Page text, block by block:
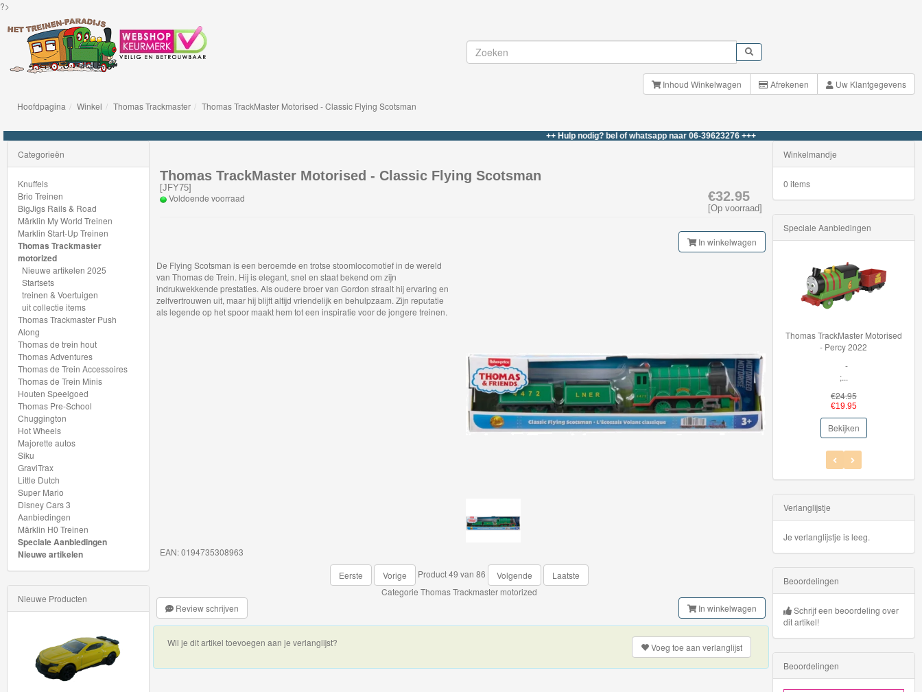
?>
Brio
Treinen
BigJigs
Rails
&
Road
Märklin
My
World
Treinen
Marklin
Start-
Up
Treinen
Thomas
Trackmaster
motorized
Nieuwe
artikelen
2025
treinen
Inhoud Winkelwagen Afrekenen
Uw Klantgegevens
Hoofdpagina
Winkel Thomas Trackmaster Thomas TrackMaster Motorised - Classic Flying Scotsman
++ Hulp nodig? bel of whatsapp naar 06-39623276 +++
€32.95
[Op voorraad]
Thomas TrackMaster Motorised - Classic Flying Scotsman
[JFY75]
Voldoende voorraad
In winkelwagen
De Flying Scotsman is een beroemde en trotse stoomlocomotief in de wereld
van Thomas de Trein. Hij is elegant, snel en staat bekend om zijn
indrukwekkende prestaties. Als oudere broer van Gordon straalt hij ervaring en
zelfvertrouwen uit, maar hij blijft altijd vriendelijk en behulpzaam. Zijn reputatie
als legende op het spoor maakt hem tot een inspiratie voor de jongere treinen.
EAN: 0194735308963
Eerste
Vorige Product 49 van 86 Volgende
Laatste
Categorie Thomas Trackmaster motorized
Review schrijven
In winkelwagen
Wil je dit artikel toevoegen aan je verlanglijst? Voeg toe aan verlanglijst
Categorieën
Knuffels
Brio Treinen
BigJigs Rails & Road
Märklin My World Treinen
Marklin Start-Up Treinen
Thomas Trackmaster
motorized
Nieuwe artikelen 2025
Startsets
treinen & Voertuigen
uit collectie items
Thomas Trackmaster Push
Along
Thomas de trein hout
Thomas Adventures
Thomas de Trein Accessoires
Thomas de Trein Minis
Houten Speelgoed
Thomas Pre-School
Chuggington
Hot Wheels
Majorette autos
Siku
GraviTrax
Little Dutch
Super Mario
Disney Cars 3
Aanbiedingen
Märklin H0 Treinen
Speciale Aanbiedingen
Nieuwe artikelen
Nieuwe Producten
Winkelmandje
0 items
Speciale Aanbiedingen
Thomas TrackMaster Motorised
- Percy 2022
-
;...
€24.95
€19.95
Bekijken
Verlanglijstje
Je verlanglijstje is leeg.
Beoordelingen
Schrijf een beoordeling over
dit artikel!
Beoordelingen